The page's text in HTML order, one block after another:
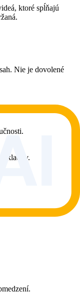
ktoré spĺňajú
Nie je dovolené